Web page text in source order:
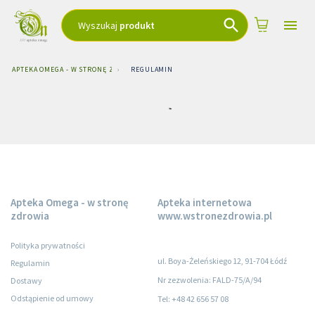
Wyszukaj produkt
APTEKA OMEGA - W STRONĘ ZDROWIA
› REGULAMIN
Apteka Omega - w stronę
zdrowia
Polityka prywatności
Regulamin
Dostawy
Odstąpienie od umowy
Apteka internetowa
www.wstronezdrowia.pl
ul. Boya-Żeleńskiego 12, 91-704 Łódź
Nr zezwolenia: FALD-75/A/94
Tel: +48 42 656 57 08